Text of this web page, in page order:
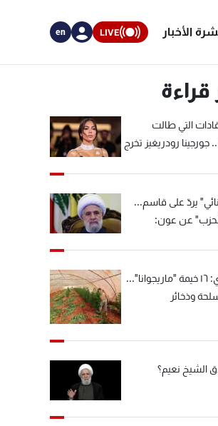
الأخبار LIVE
en
قراءة
التي طالت
رودريغيز تخرج
يردّ على قاسم...
عن عون:
في بوداي: ١٦ خيمة "ماريجوانا"...
وذخائر
الشيخ نعيم؟